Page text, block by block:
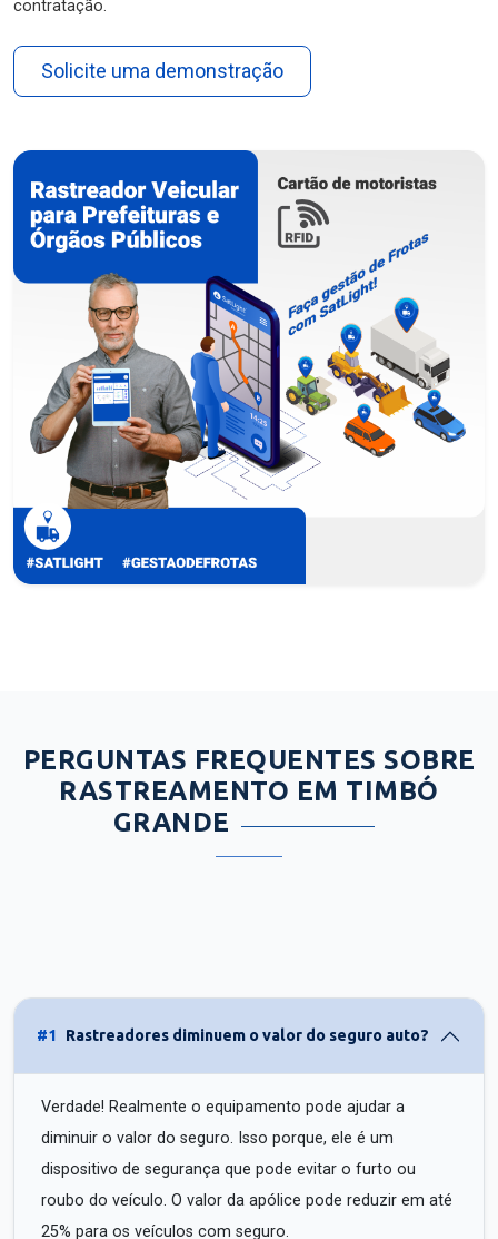
contratação.
Solicite uma demonstração
PERGUNTAS FREQUENTES SOBRE
RASTREAMENTO EM TIMBÓ
GRANDE
#1 Rastreadores diminuem o valor do seguro auto?
Verdade! Realmente o equipamento pode ajudar a
diminuir o valor do seguro. Isso porque, ele é um
dispositivo de segurança que pode evitar o furto ou
roubo do veículo. O valor da apólice pode reduzir em até
25% para os veículos com seguro.